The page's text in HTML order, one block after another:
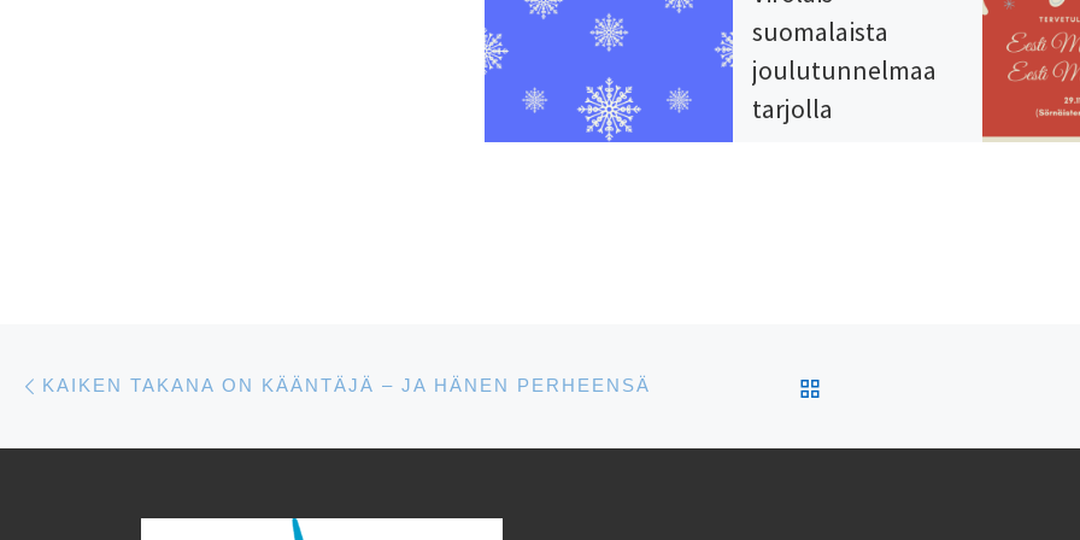
suomalaista
joulutunnelmaa
tarjolla
Artikkelien navigointi
KAIKEN TAKANA ON KÄÄNTÄJÄ – JA HÄNEN PERHEENSÄ